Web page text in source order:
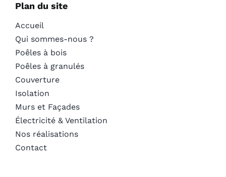
Plan du site
Accueil
Qui sommes-nous ?
Poêles à bois
Poêles à granulés
Couverture
Isolation
Murs et Façades
Électricité & Ventilation
Nos réalisations
Contact